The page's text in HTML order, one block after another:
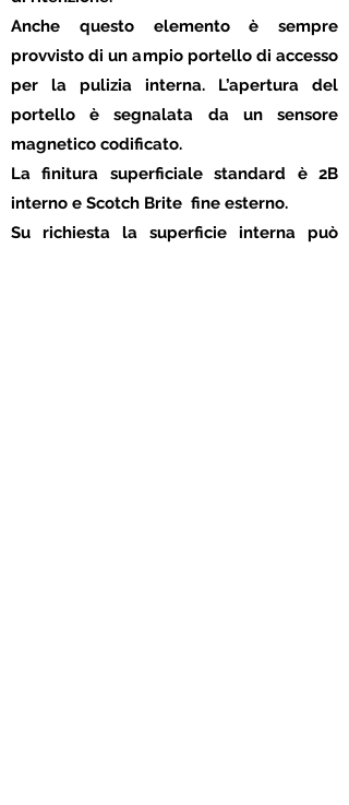
Anche questo elemento è sempre
provvisto di un ampio portello di accesso
per la pulizia interna. L’apertura del
portello è segnalata da un sensore
magnetico codificato.
La finitura superficiale standard è 2B
interno e Scotch Brite fine esterno.
Su richiesta la superficie interna può